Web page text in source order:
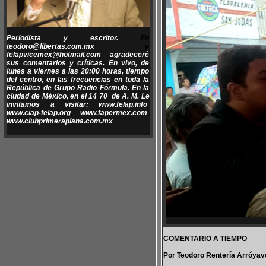
Periodista y escritor.
teodoro@libertas.com.mx
felapvicemex@hotmail.com
agradeceré
sus comentarios y críticas. En vivo, de
lunes a viernes a las 20:00 horas, tiempo
del centro, en las frecuencias en toda la
República de Grupo Radio Fórmula. En la
ciudad de México, en el 14 70 de A. M. Le
invitamos a visitar:www.felap.info
www.ciap-felap.org ,www.fapermex.com
www.clubprimeraplana.com.mx
COMENTARIO A TIEMPO
Por Teodoro Rentería